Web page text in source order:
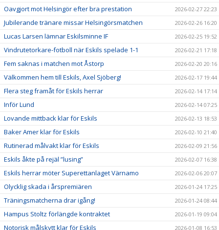
Oavgjort mot Helsingör efter bra prestation 2026-02-27 22:23
Jubilerande tränare missar Helsingörsmatchen 2026-02-26 16:20
Lucas Larsen lämnar Eskilsminne IF 2026-02-25 19:52
Vindrutetorkare-fotboll när Eskils spelade 1-1 2026-02-21 17:18
Fem saknas i matchen mot Åstorp 2026-02-20 20:16
Välkommen hem till Eskils, Axel Sjöberg! 2026-02-17 19:44
Flera steg framåt för Eskils herrar 2026-02-14 17:14
Inför Lund 2026-02-14 07:25
Lovande mittback klar för Eskils 2026-02-13 18:53
Baker Amer klar för Eskils 2026-02-10 21:40
Rutinerad målvakt klar för Eskils 2026-02-09 21:56
Eskils åkte på rejäl ”lusing” 2026-02-07 16:38
Eskils herrar möter Superettanlaget Värnamo 2026-02-06 20:07
Olycklig skada i årspremiären 2026-01-24 17:25
Träningsmatcherna drar igång! 2026-01-24 08:44
Hampus Stoltz förlängde kontraktet 2026-01-19 09:04
Notorisk målskytt klar för Eskils 2026-01-08 16:53